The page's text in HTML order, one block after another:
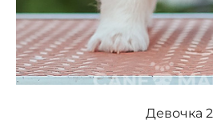
Девочка 2